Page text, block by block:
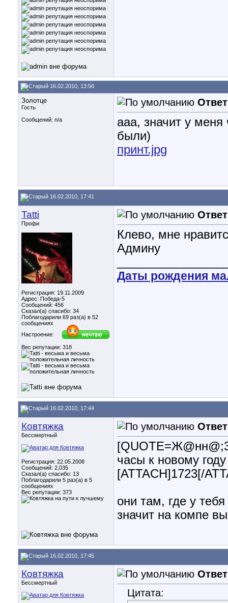
16.02.2010, 13:56
Золотце
Гость
Сообщений: n/a
ааа, значит у меня
были)
принт.jpg
16.02.2010, 17:41
Tatti
Профи
Регистрация: 19.11.2009
Адрес: Победа-5
Сообщений: 456
Сказал(а) спасибо: 34
Поблагодарили 69 раз(а) в 52
сообщениях
Настроение:
Вес репутации: 318
Клево, мне
Админу
Даты рождения
16.02.2010, 17:44
Ковтяжка
Бессмертный
Регистрация: 22.05.2008
Сообщений: 2,035
Сказал(а) спасибо: 13
Поблагодарили 5 раз(а) в 5
сообщениях
Вес репутации: 373
часы к новому
[ATTACH]1723[/
они там, где у
значит на компе
16.02.2010, 17:45
Ковтяжка
Бессмертный
Цитата: